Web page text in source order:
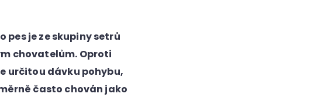
pes je ze skupiny setrů
chovatelům. Oproti
určitou dávku pohybu,
často chován jako